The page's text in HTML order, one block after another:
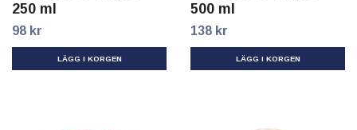
250 ml
98 kr
500 ml
138 kr